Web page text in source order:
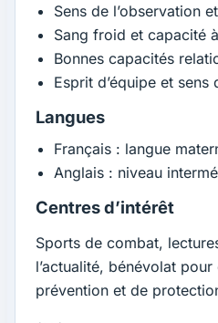
Sens de l’observation
Sang froid et capacité
Bonnes capacités
Esprit d’équipe et sens
Langues
Français : langue
Anglais : niveau
Centres d’intérêt
Sports de combat,
l’actualité, bénévolat
prévention et de